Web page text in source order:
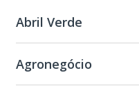
Abril Verde
Agronegócio